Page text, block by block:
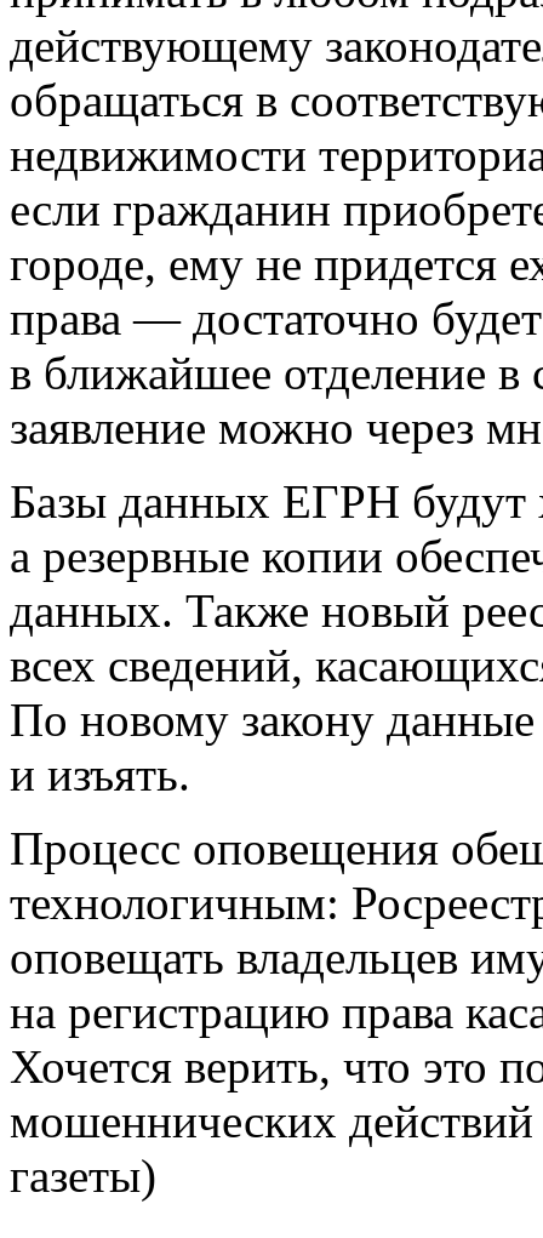
действующему
обращаться в
недвижимости
если гражданин
городе, ему не придется
права — достаточно
в ближайшее отделение в
заявление можно через
Базы данных ЕГРН будут
а резервные копии
данных. Также новый
всех сведений,
По новому закону данные
и изъять.
Процесс оповещения
технологичным:
оповещать владельцев
на регистрацию права
Хочется верить, что это
мошеннических
газеты)